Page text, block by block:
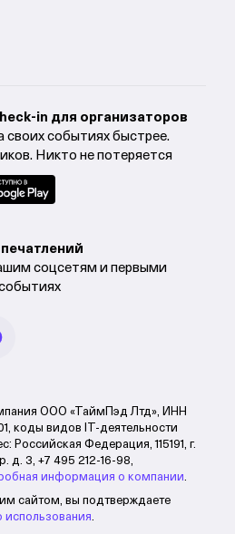
in для организаторов
своих событиях быстрее.
Никто не потеряется
соцсетям и первыми
ООО «ТаймПэд Лтд», ИНН
коды видов IT-деятельности
Российская Федерация, 115191, г.
д. 3, +7 495 212-16-98,
информация о компании.
сайтом, вы подтверждаете
использования.